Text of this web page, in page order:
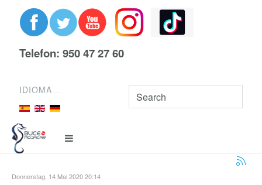
Telefon: 950 47 27 60
IDIOMA
Donnerstag, 14 Mai 2020 20:14